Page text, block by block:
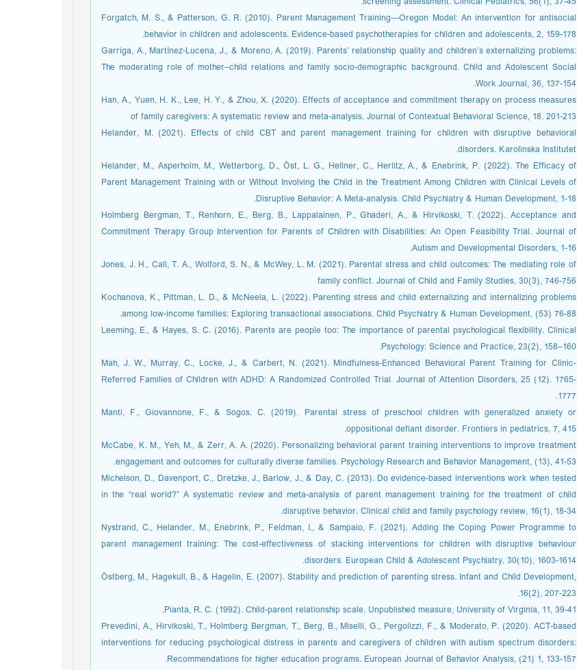
Forgatch, M. S., & Patterson, G. R. (2010). Parent Management Training—Oregon Model: An intervention for antisocial
behavior in children and adolescents. Evidence-based psychotherapies for children and adolescents, 2, 159-178.
Garriga, A., Martínez-Lucena, J., & Moreno, A. (2019). Parents’ relationship quality and children’s externalizing problems:
The moderating role of mother–child relations and family socio-demographic background. Child and Adolescent Social
Work Journal, 36, 137-154.
Han, A., Yuen, H. K., Lee, H. Y., & Zhou, X. (2020). Effects of acceptance and commitment therapy on process measures
of family caregivers: A systematic review and meta-analysis. Journal of Contextual Behavioral Science, 18, 201-213
Helander, M. (2021). Effects of child CBT and parent management training for children with disruptive behavioral
disorders. Karolinska Institutet.
Helander, M., Asperholm, M., Wetterborg, D., Öst, L. G., Hellner, C., Herlitz, A., & Enebrink, P. (2022). The Efficacy of
Parent Management Training with or Without Involving the Child in the Treatment Among Children with Clinical Levels of
Disruptive Behavior: A Meta-analysis. Child Psychiatry & Human Development, 1-18.
Holmberg Bergman, T., Renhorn, E., Berg, B., Lappalainen, P., Ghaderi, A., & Hirvikoski, T. (2022). Acceptance and
Commitment Therapy Group Intervention for Parents of Children with Disabilities: An Open Feasibility Trial. Journal of
Autism and Developmental Disorders, 1-16.
Jones, J. H., Call, T. A., Wolford, S. N., & McWey, L. M. (2021). Parental stress and child outcomes: The mediating role of
family conflict. Journal of Child and Family Studies, 30(3), 746-756
Kochanova, K., Pittman, L. D., & McNeela, L. (2022). Parenting stress and child externalizing and internalizing problems
among low-income families: Exploring transactional associations. Child Psychiatry & Human Development, (53) 76-88.
Leeming, E., & Hayes, S. C. (2016). Parents are people too: The importance of parental psychological flexibility. Clinical
Psychology: Science and Practice, 23(2), 158–160.
Mah, J. W., Murray, C., Locke, J., & Carbert, N. (2021). Mindfulness-Enhanced Behavioral Parent Training for Clinic-
Referred Families of Children with ADHD: A Randomized Controlled Trial. Journal of Attention Disorders, 25 (12). 1765-
1777.
Manti, F., Giovannone, F., & Sogos, C. (2019). Parental stress of preschool children with generalized anxiety or
oppositional defiant disorder. Frontiers in pediatrics, 7, 415.
McCabe, K. M., Yeh, M., & Zerr, A. A. (2020). Personalizing behavioral parent training interventions to improve treatment
engagement and outcomes for culturally diverse families. Psychology Research and Behavior Management, (13), 41-53.
Michelson, D., Davenport, C., Dretzke, J., Barlow, J., & Day, C. (2013). Do evidence-based interventions work when tested
in the “real world?” A systematic review and meta-analysis of parent management training for the treatment of child
disruptive behavior. Clinical child and family psychology review, 16(1), 18-34.
Nystrand, C., Helander, M., Enebrink, P., Feldman, I., & Sampaio, F. (2021). Adding the Coping Power Programme to
parent management training: The cost-effectiveness of stacking interventions for children with disruptive behaviour
disorders. European Child & Adolescent Psychiatry, 30(10), 1603-1614.
Östberg, M., Hagekull, B., & Hagelin, E. (2007). Stability and prediction of parenting stress. Infant and Child Development,
16(2), 207-223.
Pianta, R. C. (1992). Child-parent relationship scale. Unpublished measure, University of Virginia, 11, 39-41.
Prevedini, A., Hirvikoski, T., Holmberg Bergman, T., Berg, B., Miselli, G., Pergolizzi, F., & Moderato, P. (2020). ACT-based
interventions for reducing psychological distress in parents and caregivers of children with autism spectrum disorders:
Recommendations for higher education programs. European Journal of Behavior Analysis, (21) 1, 133-157.